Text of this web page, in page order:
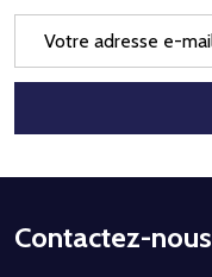
mail
Début
Contactez-nous